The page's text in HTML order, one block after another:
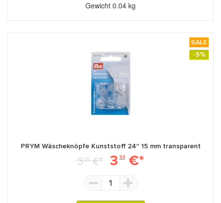
Gewicht 0.04 kg
SALE
-9%
PRYM Wäscheknöpfe Kunststoff 24'' 15 mm transparent
370€* 3 33€*
1